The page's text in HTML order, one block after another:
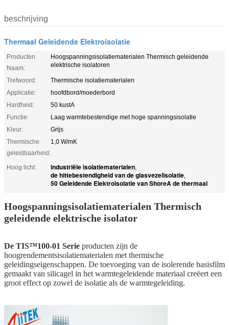
beschrijving
Thermaal Geleidende Elektroisolatie
Producten
Naam:
Hoogspanningsisolatiematerialen Thermisch geleidende
elektrische isolatoren
Trefwoord:
Thermische isolatiematerialen
Applicatie:
hoofdbord/moederbord
Hardheid:
50 kustA
Functie:
Laag warmtebestendige met hoge spanningsisolatie
Kleur:
Grijs
Thermische
geleidbaarheid:
1,0 W/mK
Hoog licht: industriële isolatiematerialen,
de hittebestendigheid van de glasvezelisolatie,
50 Geleidende Elektroisolatie van ShoreA de thermaal
Hoogspanningsisolatiematerialen Thermisch
geleidende elektrische isolator
De TIS™100-01 Serie producten zijn de
hoogrendementsisolatiematerialen met thermische
geleidingseigenschappen. De toevoeging van de isolerende basisfilm
gemaakt van silicagel in het warmtegeleidende materiaal creëert een
groot effect op zowel de isolatie als de warmtegeleiding.